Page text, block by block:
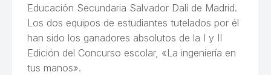
Educación Secundaria Salvador Dalí de Madrid.
Los dos equipos de estudiantes tutelados por él
han sido los ganadores absolutos de la I y II
Edición del Concurso escolar, «La ingeniería en
tus manos».